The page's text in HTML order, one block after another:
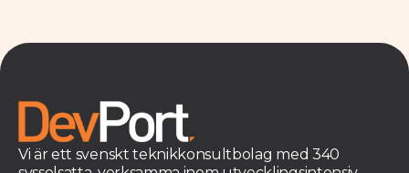
Vi är ett svenskt teknikkonsultbolag med 340